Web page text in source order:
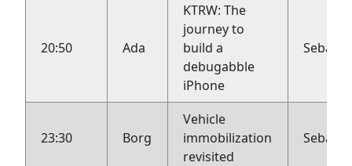
20:50 Ada
KTRW: The
journey to
build a
debugabble
iPhone
23:30 Borg
Vehicle
immobilization
revisited